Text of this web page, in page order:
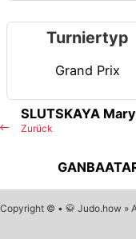
Turniertyp
Grand Prix
Zurück
SLUTSKAYA
Copyright © • 🥋 Judo.how »